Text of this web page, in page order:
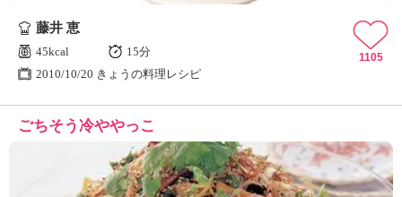
藤井 恵
45kcal
15分
2010/10/20 きょうの料理レシピ
1105
ごちそう冷ややっこ